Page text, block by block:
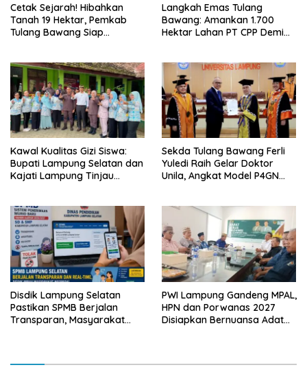
Cetak Sejarah! Hibahkan
Tanah 19 Hektar, Pemkab
Tulang Bawang Siap
Lampung
Langkah Emas Tulang
Bawang: Amankan 1.700
Hektar Lahan PT CPP Demi
Kawal Kualitas Gizi Siswa:
Bupati Lampung Selatan dan
Kajati Lampung Tinjau
Sekda Tulang Bawang Ferli
Yuledi Raih Gelar Doktor
Unila, Angkat Model P4GN
Disdik Lampung Selatan
Pastikan SPMB Berjalan
Transparan, Masyarakat
PWI Lampung Gandeng MPAL,
HPN dan Porwanas 2027
Disiapkan Bernuansa Adat